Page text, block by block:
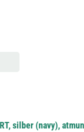
silber (navy),